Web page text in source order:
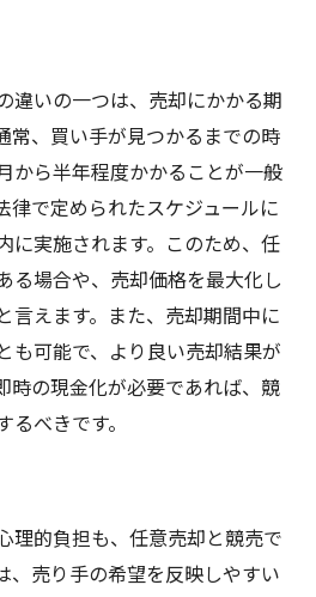
違いの一つは、売却にかかる期
常、買い手が見つかるまでの時
から半年程度かかることが一般
律で定められたスケジュールに
に実施されます。このため、任
る場合や、売却価格を最大化し
言えます。また、売却期間中に
も可能で、より良い売却結果が
時の現金化が必要であれば、競
べきです。
理的負担も、任意売却と競売で
、売り手の希望を反映しやすい